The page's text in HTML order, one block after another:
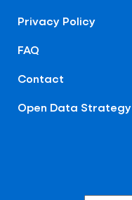
Privacy Policy
FAQ
Contact
Open Data Strategy